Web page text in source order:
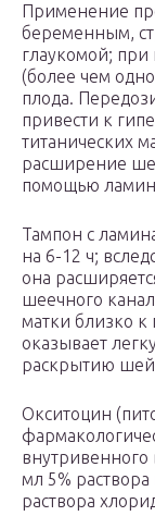
Применение
беременным,
глаукомой;
(более чем
плода.
привести к
титанических
расширение
помощью
Тампон с
на 6-12 ч;
она
шеечного
матки близко
оказывает
раскрытию
Окситоцин
внутривенного
мл 5%
раствора